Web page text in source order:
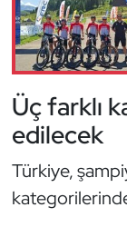
Üç farklı
edilecek
Türkiye,
Genel
Golf
Güreş
Halter
Hava